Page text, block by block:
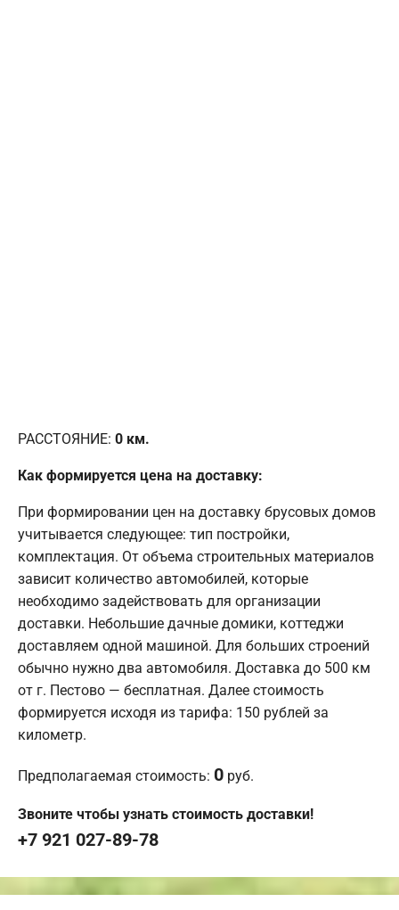
РАССТОЯНИЕ: 0 км.
Как формируется цена на доставку:
При формировании цен на доставку брусовых домов
учитывается следующее: тип постройки,
комплектация. От объема строительных материалов
зависит количество автомобилей, которые
необходимо задействовать для организации
доставки. Небольшие дачные домики, коттеджи
доставляем одной машиной. Для больших строений
обычно нужно два автомобиля. Доставка до 500 км
от г. Пестово — бесплатная. Далее стоимость
формируется исходя из тарифа: 150 рублей за
километр.
Предполагаемая стоимость: 0 руб.
Звоните чтобы узнать стоимость доставки!
+7 921 027-89-78